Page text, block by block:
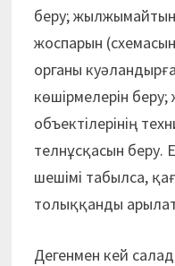
беру; жылжымайтын
жоспарын
органы
көшірмелерін
объектілерінің
телнұсқасын беру.
шешімі табылса,
толыққанды
Дегенмен кей